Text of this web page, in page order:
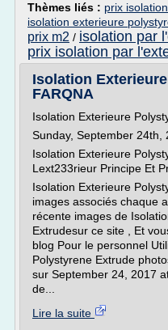
Thèmes liés : prix
isolation exterieure
prix m2 / isolation par
prix isolation par
Isolation
FARQNA
Isolation Exterieure
Sunday, September
Isolation Exterieure
Lext233rieur Principe Et
Isolation Exterieure
images associés chaque
récente images de
Extrudesur ce site , Et
blog Pour le personnel
Polystyrene Extrude
sur September 24, 2017
de...
Lire la suite